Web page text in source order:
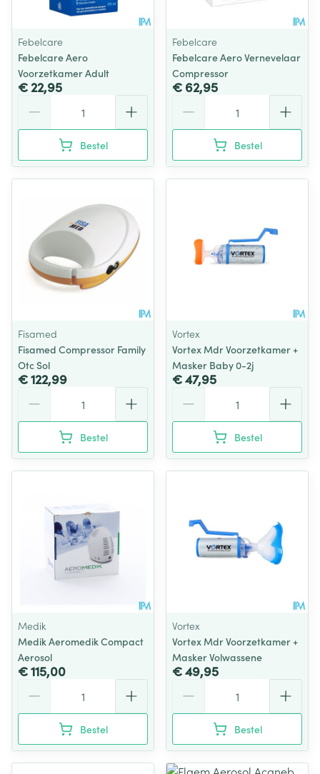
Febelcare
Febelcare Aero
Voorzetkamer Adult
€ 22,95
Bestel
Febelcare
Febelcare Aero Vernevelaar
Compressor
€ 62,95
Bestel
Fisamed
Fisamed Compressor Family
Otc Sol
€ 122,99
Bestel
Vortex
Vortex Mdr Voorzetkamer +
Masker Baby 0-2j
€ 47,95
Bestel
Medik
Medik Aeromedik Compact
Aerosol
€ 115,00
Bestel
Vortex
Vortex Mdr Voorzetkamer +
Masker Volwassene
€ 49,95
Bestel